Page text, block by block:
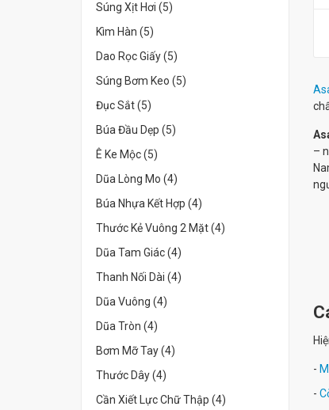
Súng Xịt Hơi (5)
Kìm Hàn (5)
Dao Rọc Giấy (5)
Súng Bơm Keo (5)
Đục Sắt (5)
Búa Đầu Dẹp (5)
Ê Ke Mộc (5)
Dũa Lòng Mo (4)
Búa Nhựa Kết Hợp (4)
Thước Kẻ Vuông 2 Mặt (4)
Dũa Tam Giác (4)
Thanh Nối Dài (4)
Dũa Vuông (4)
Dũa Tròn (4)
Bơm Mỡ Tay (4)
Thước Dây (4)
Cần Xiết Lực Chữ Thập (4)
–
-
-